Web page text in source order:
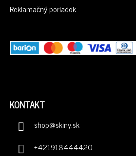
Reklamačný poriadok
KONTAKT
shop@skiny.sk
+421918444420